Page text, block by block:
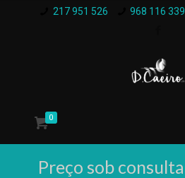
217 951 526 968 116 339
0
Preço sob consulta